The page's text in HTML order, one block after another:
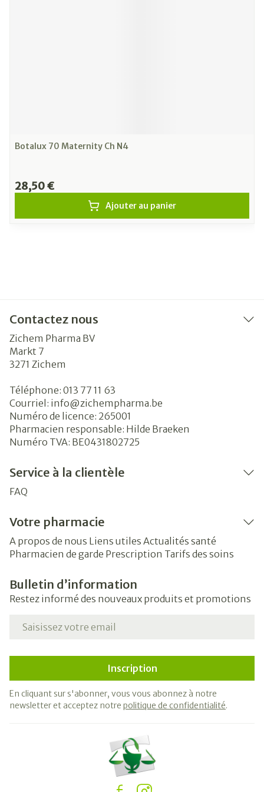
Botalux 70 Maternity Ch N4
28,50 €
Ajouter au panier
Contactez nous
Zichem Pharma BV
Markt 7
3271 Zichem
Téléphone: 013 77 11 63
Courriel: info@zichempharma.be
Numéro de licence: 265001
Pharmacien responsable: Hilde Braeken
Numéro TVA: BE0431802725
Service à la clientèle
FAQ
Votre pharmacie
A propos de nous Liens utiles Actualités santé
Pharmacien de garde Prescription Tarifs des soins
Bulletin d’information
Restez informé des nouveaux produits et promotions
Adresse mail
Inscription
En cliquant sur s'abonner, vous vous abonnez à notre
newsletter et acceptez notre politique de confidentialité.